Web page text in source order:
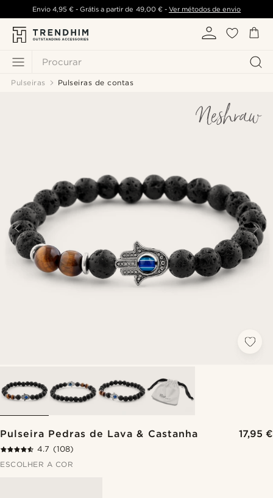
Procurar
Envio 4,95 €- Grátis a partir de 49,00 €- Ver métodos de envio
Pulseiras Pulseiras de contas
Pulseira Pedras de Lava & Castanha 17,95 €
4.7 (108)
ESCOLHER A COR